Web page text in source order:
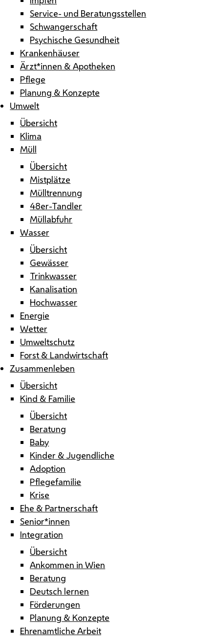
Service- und Beratungsstellen
Schwangerschaft
Psychische Gesundheit
Krankenhäuser
Ärzt*innen & Apotheken
Pflege
Planung & Konzepte
Umwelt
Übersicht
Klima
Müll
Übersicht
Mistplätze
Mülltrennung
48er-Tandler
Müllabfuhr
Wasser
Übersicht
Gewässer
Trinkwasser
Kanalisation
Hochwasser
Energie
Wetter
Umweltschutz
Forst & Landwirtschaft
Zusammenleben
Übersicht
Kind & Familie
Übersicht
Beratung
Baby
Kinder & Jugendliche
Adoption
Pflegefamilie
Krise
Ehe & Partnerschaft
Senior*innen
Integration
Übersicht
Ankommen in Wien
Beratung
Deutsch lernen
Förderungen
Planung & Konzepte
Ehrenamtliche Arbeit